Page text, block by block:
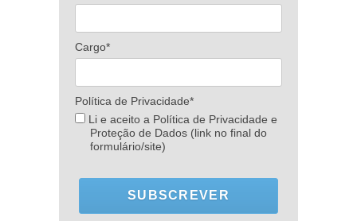
Cargo*
Política de Privacidade*
Li e aceito a Política de Privacidade e
Proteção de Dados (link no final do
formulário/site)
SUBSCREVER